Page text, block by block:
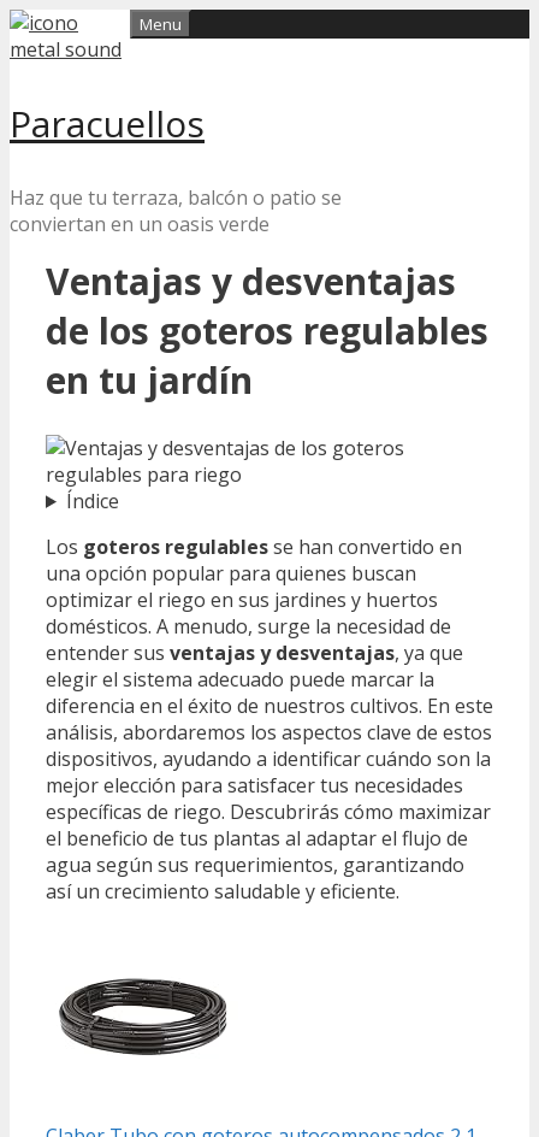
Skip
to
Paracuellos
Haz que tu terraza, balcón o patio se
conviertan en un oasis verde
Menu
Ventajas y desventajas
de los goteros regulables
en tu jardín
Índice
Los goteros regulablesse han convertido en
una opción popular para quienes buscan
optimizar el riego en sus jardines y huertos
domésticos. A menudo, surge la necesidad de
entender sus ventajas y desventajas, ya que
elegir el sistema adecuado puede marcar la
diferencia en el éxito de nuestros cultivos. En este
análisis, abordaremos los aspectos clave de estos
dispositivos, ayudando a identificar cuándo son la
mejor elección para satisfacer tus necesidades
específicas de riego. Descubrirás cómo maximizar
el beneficio de tus plantas al adaptar el flujo de
agua según sus requerimientos, garantizando
así un crecimiento saludable y eficiente.